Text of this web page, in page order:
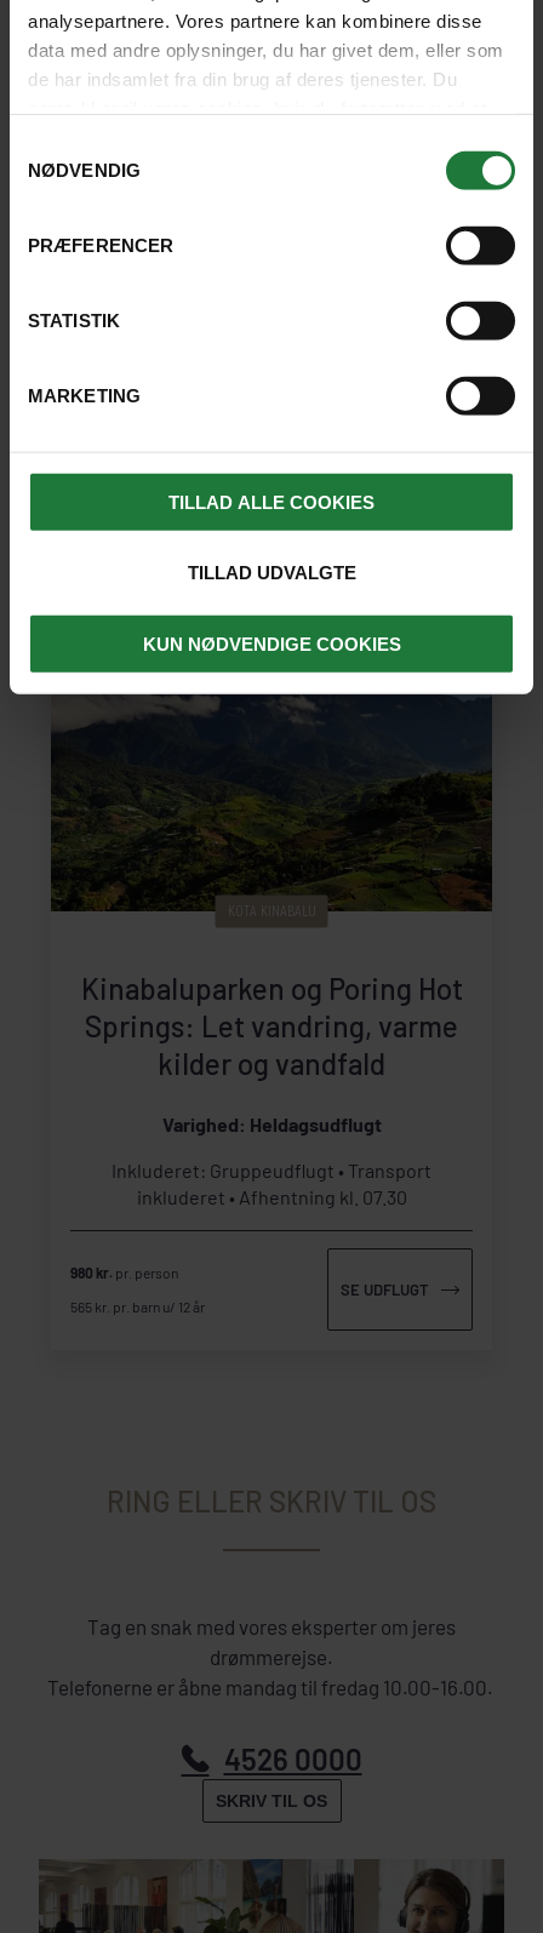
analysepartnere. Vores partnere kan kombinere disse
data med andre oplysninger, du har givet dem, eller som
de har indsamlet fra din brug af deres tjenester. Du
NØDVENDIG
PRÆFERENCER
STATISTIK
MARKETING
TILLAD ALLE COOKIES
TILLAD UDVALGTE
KUN NØDVENDIGE COOKIES
Heldagsudflugt ud på landet i
Engelsktalende
SE UDFLUGT
KOTA KINABALU
Kinabaluparken og Poring Hot
Springs: Let vandring, varme
kilder og vandfald
Varighed: Heldagsudflugt
Inkluderet: Gruppeudflugt
Transport
inkluderet
Afhentning kl. 07.30
980 kr. pr. person
565 kr. pr. barn u/ 12 år
SE UDFLUGT
RING ELLER SKRIV TIL OS
Tag en snak med vores eksperter om jeres
drømmerejse.
Telefonerne er åbne mandag til fredag 10.00-16.00.
4526 0000
SKRIV TIL OS